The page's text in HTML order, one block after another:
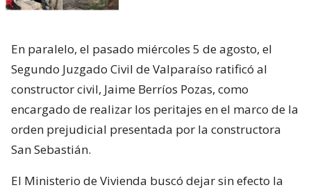
En paralelo, el pasado miércoles 5 de agosto, el
Segundo Juzgado Civil de Valparaíso ratificó al
constructor civil, Jaime Berríos Pozas, como
encargado de realizar los peritajes en el marco de la
orden prejudicial presentada por la constructora
San Sebastián.
El Ministerio de Vivienda buscó dejar sin efecto la